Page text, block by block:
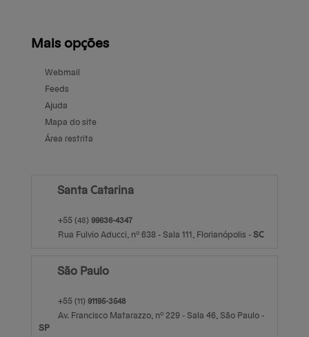
Mais opções
Webmail
Feeds
Ajuda
Mapa do site
Área restrita
Santa Catarina
+55 (48) 99636-4347
Rua Fulvio Aducci, nº 638 - Sala 111, Florianópolis - Santa
Catarina
São Paulo
+55 (11) 91195-3548
Av. Francisco Matarazzo, nº 229 - Sala 46, São Paulo -
S ão
P